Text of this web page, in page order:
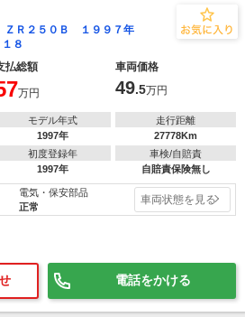
ＺＲ２５０Ｂ １９９７年
８
払総額
車両価格
万円 49.5万円
モデル年式
1997年
走行距離
27778Km
初度登録年
1997年
車検/自賠責
自賠責保険無し
電気・保安部品
正常
車両状態を見る
電話をかける